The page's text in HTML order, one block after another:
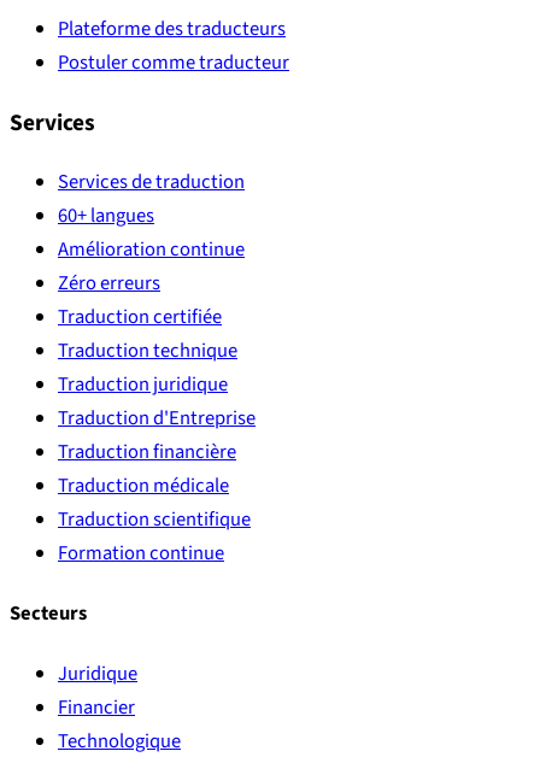
Plateforme des traducteurs
Postuler comme traducteur
Services
Services de traduction
60+ langues
Amélioration continue
Zéro erreurs
Traduction certifiée
Traduction technique
Traduction juridique
Traduction d'Entreprise
Traduction financière
Traduction médicale
Traduction scientifique
Formation continue
Secteurs
Juridique
Financier
Technologique